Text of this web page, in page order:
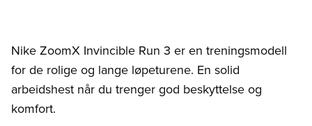
Nike ZoomX Invincible Run 3 er en treningsmodell
for de rolige og lange løpeturene. En solid
arbeidshest når du trenger god beskyttelse og
komfort.